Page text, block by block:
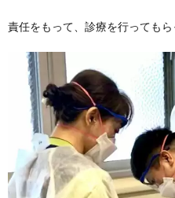
責任をもって、診療を行ってもら